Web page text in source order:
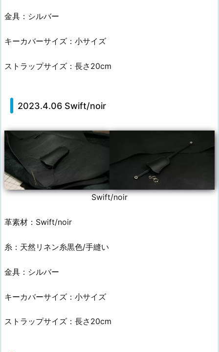
金具：シルバー
キーカバーサイズ：小サイズ
ストラップサイズ：長さ20cm
2023.4.06 Swift/noir
Swift/noir
革素材：Swift/noir
糸：天然リネン糸黒色/手縫い
金具：シルバー
キーカバーサイズ：小サイズ
ストラップサイズ：長さ20cm